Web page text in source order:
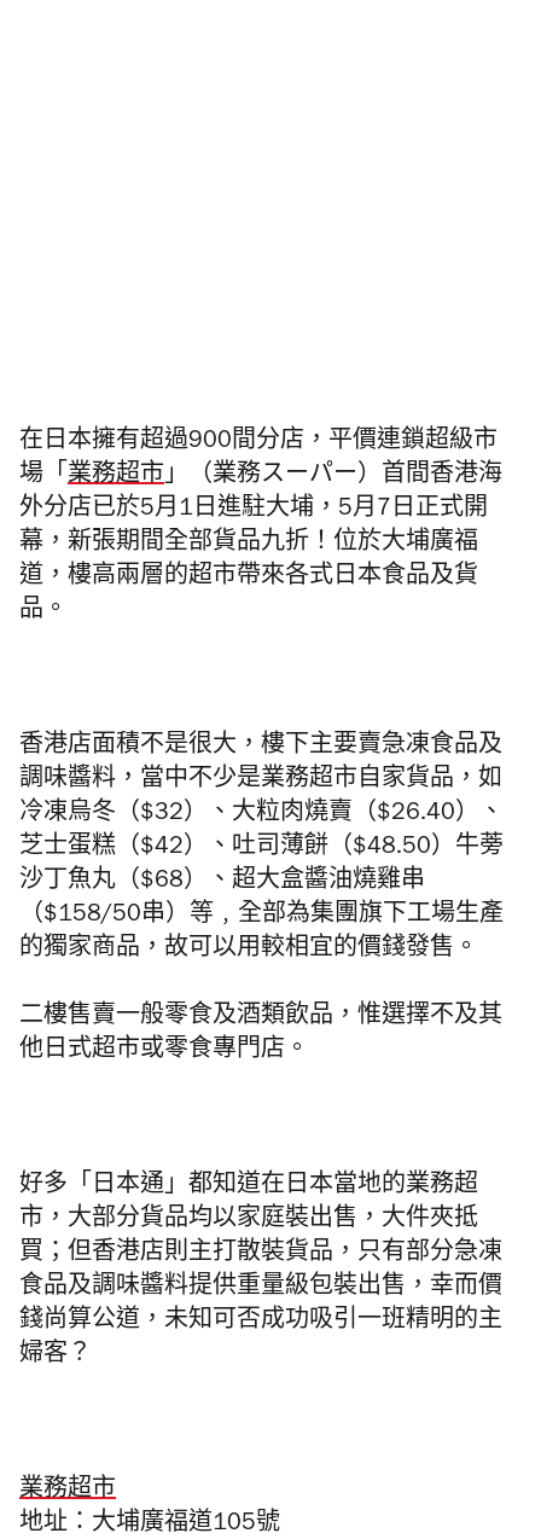
在日本擁有超過900間分店，平價連鎖超級市
場「 業務超市」（業務スーパー）首間香港海
外分店已於5月1日進駐大埔，5月7日正式開
幕，新張期間全部貨品九折！位於大埔廣福
道，樓高兩層的超市帶來各式日本食品及貨
品。
香港店面積不是很大，樓下主要賣急凍食品及
調味醬料，當中不少是業務超市自家貨品，如
冷凍烏冬（$32）、大粒肉燒賣（$26.40）、
芝士蛋糕（$42）、吐司薄餅（$48.50）牛蒡
沙丁魚丸（$68）、超大盒醬油燒雞串
（$158/50串）等﹐全部為集團旗下工場生產
的獨家商品， 故可 以用較相宜的價錢發售。
二樓售賣一般零食及酒類飲品，惟選擇不及其
他日式超市或零食專門店。
好多「日本通」都知道在日本當地的業務超
市，大部分貨品均以家庭裝出售，大件夾抵
買；但香港店則主打散裝貨品，只有部分急凍
食品及調味醬料提供重量級包裝出售，幸而價
錢尚算公道，未知可否成功吸引一班精明的主
婦客？
業務超市
地址：大埔廣福道105號